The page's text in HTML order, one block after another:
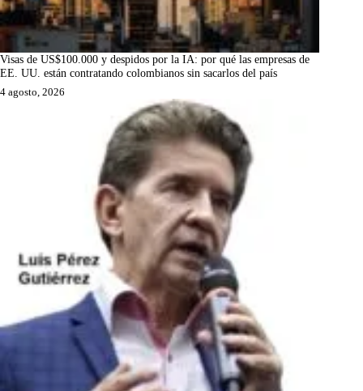
Visas de US$100.000 y despidos por la IA: por qué las empresas de
EE. UU. están contratando colombianos sin sacarlos del país
4 agosto, 2026